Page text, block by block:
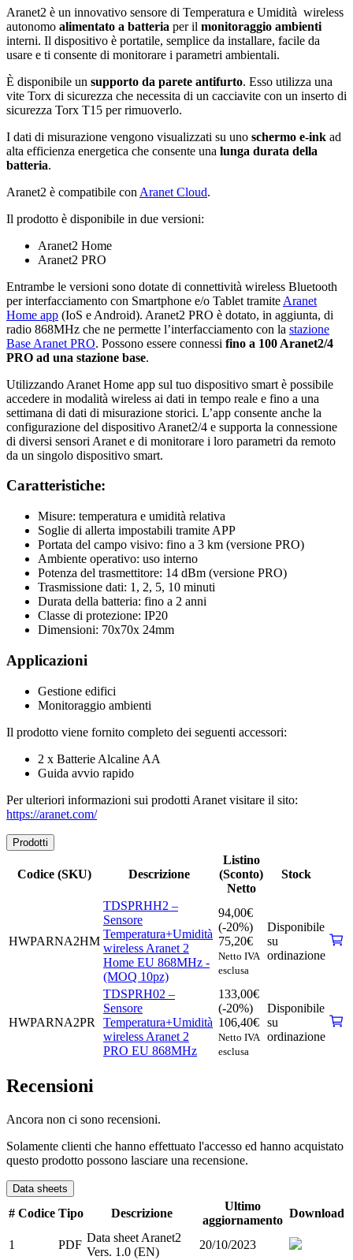
Aranet2 è un innovativo sensore di Temperatura e Umidità wireless
autonomo alimentato a batteria per il monitoraggio ambienti
interni. Il dispositivo è portatile, semplice da installare, facile da
usare e ti consente di monitorare i parametri ambientali.
È disponibile un supporto da parete antifurto. Esso utilizza una
vite Torx di sicurezza che necessita di un cacciavite con un inserto di
sicurezza Torx T15 per rimuoverlo.
I dati di misurazione vengono visualizzati su uno schermo e-ink ad
alta efficienza energetica che consente una lunga durata della
batteria.
Aranet2 è compatibile con Aranet Cloud.
Il prodotto è disponibile in due versioni:
Aranet2 Home
Aranet2 PRO
Entrambe le versioni sono dotate di connettività wireless Bluetooth
per interfacciamento con Smartphone e/o Tablet tramite Aranet
Home app (IoS e Android). Aranet2 PRO è dotato, in aggiunta, di
radio 868MHz che ne permette l’interfacciamento con la stazione
Base Aranet PRO. Possono essere connessi fino a 100 Aranet2/4
PRO ad una stazione base.
Utilizzando Aranet Home app sul tuo dispositivo smart è possibile
accedere in modalità wireless ai dati in tempo reale e fino a una
settimana di dati di misurazione storici. L’app consente anche la
configurazione del dispositivo Aranet2/4 e supporta la connessione
di diversi sensori Aranet e di monitorare i loro parametri da remoto
da un singolo dispositivo smart.
Caratteristiche:
Misure: temperatura e umidità relativa
Soglie di allerta impostabili tramite APP
Portata del campo visivo: fino a 3 km (versione PRO)
Ambiente operativo: uso interno
Potenza del trasmettitore: 14 dBm (versione PRO)
Trasmissione dati: 1, 2, 5, 10 minuti
Durata della batteria: fino a 2 anni
Classe di protezione: IP20
Dimensioni: 70x70x 24mm
Applicazioni
Gestione edifici
Monitoraggio ambienti
Il prodotto viene fornito completo dei seguenti accessori:
2 x Batterie Alcaline AA
Guida avvio rapido
Per ulteriori informazioni sui prodotti Aranet visitare il sito:
https://aranet.com/
Prodotti
Codice (SKU) Descrizione
Listino
(Sconto)
Netto
Stock
HWPARNA2HM
TDSPRHH2 –
Sensore
Temperatura+Umidità
wireless Aranet 2
Home EU 868MHz -
(MOQ 10pz)
94,00€
(-20%)
75,20€
Netto IVA
esclusa
Disponibile
su
ordinazione
HWPARNA2PR
TDSPRH02 –
Sensore
Temperatura+Umidità
wireless Aranet 2
PRO EU 868MHz
133,00€
(-20%)
106,40€
Netto IVA
esclusa
Disponibile
su
ordinazione
Recensioni
Ancora non ci sono recensioni.
Solamente clienti che hanno effettuato l'accesso ed hanno acquistato
questo prodotto possono lasciare una recensione.
Data sheets
# Codice Tipo Descrizione
Ultimo
aggiornamento
Download
1 PDF
Data sheet Aranet2
Vers. 1.0 (EN)
20/10/2023